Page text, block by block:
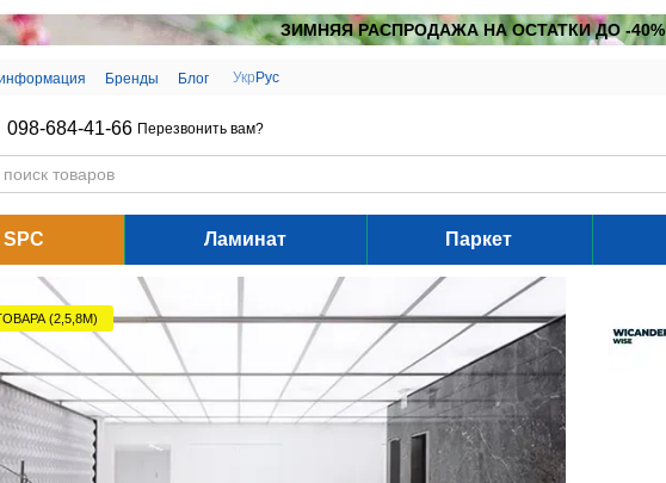
ЗИМНЯЯ РАСПРОДАЖА НА ОСТАТКИ ДО -40%
Бренды Блог Укр Рус
098-684-41-66 Перезвонить вам?
Ламинат Паркет
(2,5,8М)